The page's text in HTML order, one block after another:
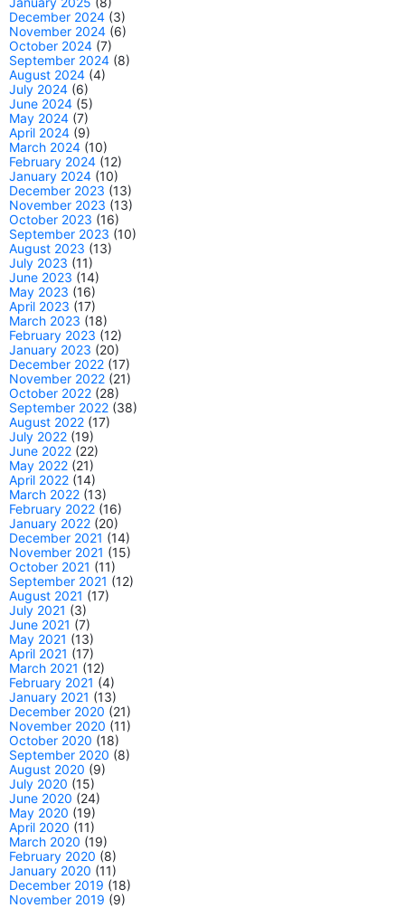
December 2024 (3)
November 2024 (6)
October 2024 (7)
September 2024 (8)
August 2024 (4)
July 2024 (6)
June 2024 (5)
May 2024 (7)
April 2024 (9)
March 2024 (10)
February 2024 (12)
January 2024 (10)
December 2023 (13)
November 2023 (13)
October 2023 (16)
September 2023 (10)
August 2023 (13)
July 2023 (11)
June 2023 (14)
May 2023 (16)
April 2023 (17)
March 2023 (18)
February 2023 (12)
January 2023 (20)
December 2022 (17)
November 2022 (21)
October 2022 (28)
September 2022 (38)
August 2022 (17)
July 2022 (19)
June 2022 (22)
May 2022 (21)
April 2022 (14)
March 2022 (13)
February 2022 (16)
January 2022 (20)
December 2021 (14)
November 2021 (15)
October 2021 (11)
September 2021 (12)
August 2021 (17)
July 2021 (3)
June 2021 (7)
May 2021 (13)
April 2021 (17)
March 2021 (12)
February 2021 (4)
January 2021 (13)
December 2020 (21)
November 2020 (11)
October 2020 (18)
September 2020 (8)
August 2020 (9)
July 2020 (15)
June 2020 (24)
May 2020 (19)
April 2020 (11)
March 2020 (19)
February 2020 (8)
January 2020 (11)
December 2019 (18)
November 2019 (9)